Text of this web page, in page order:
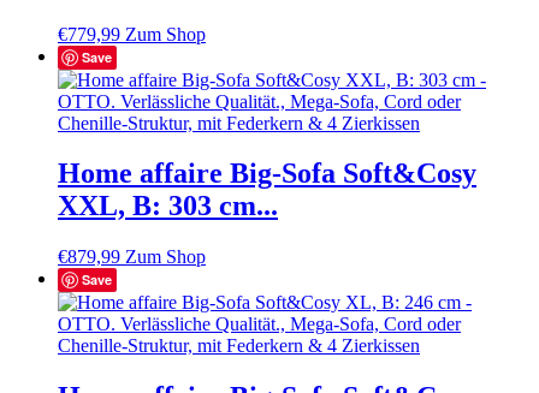
€779,99 Zum Shop
Save
Home affaire Big-Sofa Soft&Cosy
XXL, B: 303 cm...
€879,99 Zum Shop
Save